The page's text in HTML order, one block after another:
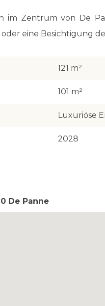
im Zentrum von De
eine Besichtigung
121 m²
101 m²
Luxuriöse
2028
De Panne